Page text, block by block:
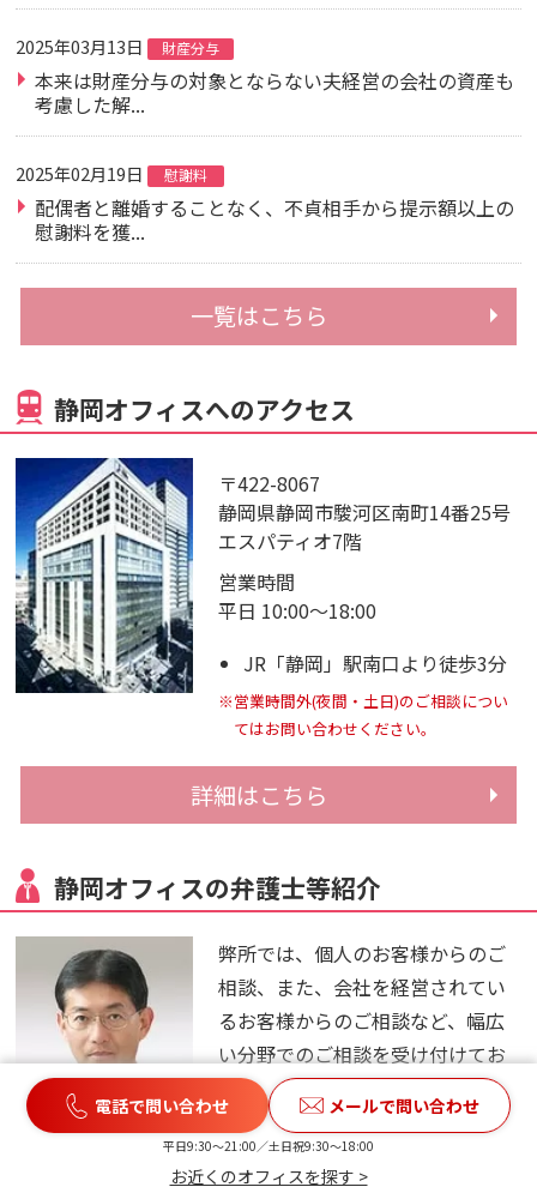
2025年03月13日 財産分与
本来は財産分与の対象とならない夫経営の会社の資産も
考慮した解...
2025年02月19日 慰謝料
配偶者と離婚することなく、不貞相手から提示額以上の
慰謝料を獲...
一覧はこちら
静岡オフィスへのアクセス
〒422-8067
静岡県静岡市駿河区南町14番25号
エスパティオ7階
営業時間
平日 10:00～18:00
JR「静岡」駅南口より徒歩3分
※営業時間外(夜間・土日)のご相談につい
てはお問い合わせください。
詳細はこちら
静岡オフィスの弁護士等紹介
弊所では、個人のお客様からのご
相談、また、会社を経営されてい
るお客様からのご相談など、幅広
い分野でのご相談を受け付けてお
ります。ご依頼者様にきちんとご
納得いただくために、丁寧で分か
りやすい説明を心がけておりま
す。お気軽にお問い合わせくださ
電話で問い合わせ メールで問い合わせ
平日9:30〜21:00／土日祝9:30〜18:00
お近くのオフィスを探す >